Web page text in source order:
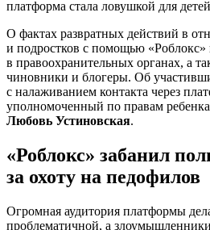
О фактах развратных действий в
и подростков с помощью «Роблокс»
в правоохранительных органах, а
чиновники и блогеры. Об
с налаживанием контакта через
уполномоченный по правам
Любовь Устиновская.
«Роблокс» забанил
за охоту на педофилов
Огромная аудитория платформы
проблематичной, а